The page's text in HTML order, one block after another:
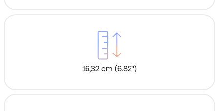
16,32 cm (6.82'')